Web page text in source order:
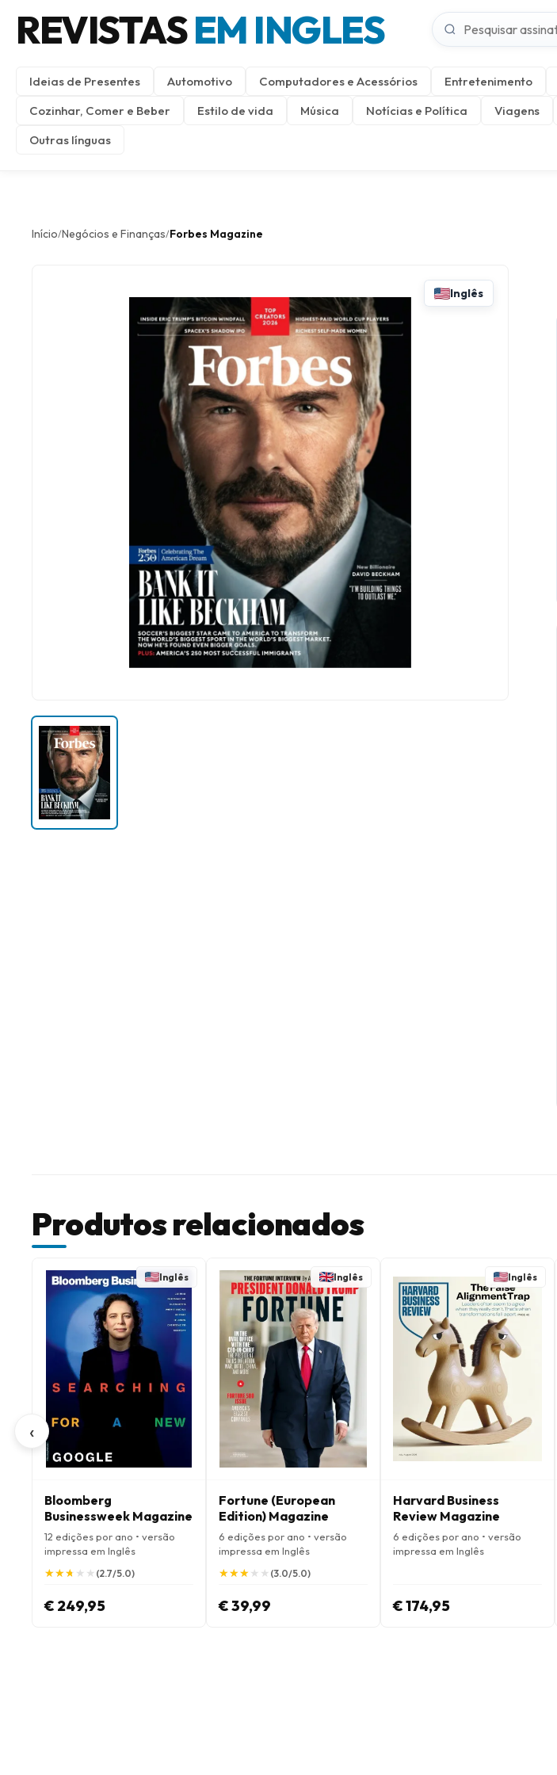
REVISTASEM INGLES
Ideias de Presentes Automotivo Computadores e Acessórios Entretenimento
Cozinhar, Comer e Beber
Estilo de vida Música Notícias e Política Viagens
Outras línguas
Início/Negócios e Finanças/Forbes Magazine
Inglês
Produtos relacionados
‹
Inglês
Bloomberg
Businessweek Magazine
12 edições por ano • versão
impressa em Inglês
★
★★
★★
★ ★
★ ★
★ (2.7/5.0)
€ 249,95
Inglês
Fortune (European
Edition) Magazine
6 edições por ano • versão
impressa em Inglês
★
★★
★★
★★
★ ★
★ (3.0/5.0)
€ 39,99
Inglês
Harvard Business
Review Magazine
6 edições por ano • versão
impressa em Inglês
€ 174,95